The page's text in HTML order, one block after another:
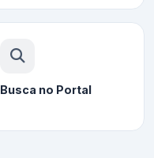
Busca no Portal